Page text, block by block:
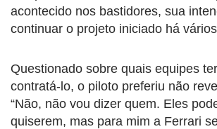
acontecido nos bastidores, sua
continuar o projeto iniciado há
Questionado sobre quais equipes
contratá-lo, o piloto preferiu não
“Não, não vou dizer quem. Eles
quiserem, mas para mim a Ferrari